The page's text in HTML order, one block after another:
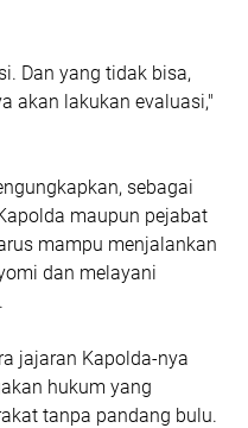
Dan yang tidak bisa,
akan lakukan evaluasi,"
sebagai
maupun pejabat
mampu menjalankan
dan melayani
jajaran Kapolda-nya
hukum yang
tanpa pandang bulu.